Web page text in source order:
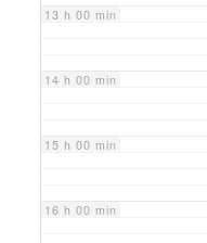
13 h 00 min
14 h 00 min
15 h 00 min
16 h 00 min